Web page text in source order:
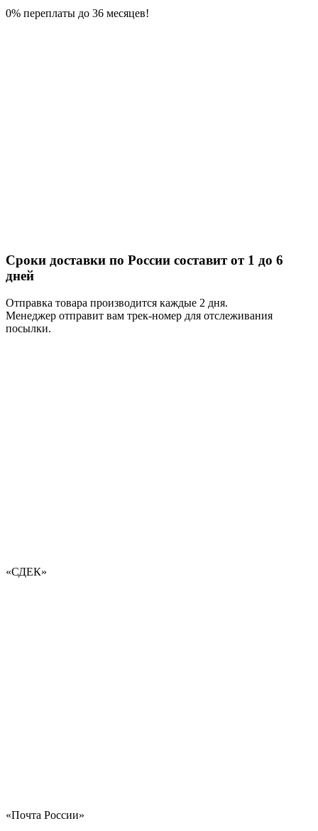
0% переплаты до 36 месяцев!
Сроки доставки по России составит от 1 до 6
дней
Отправка товара производится каждые 2 дня.
Менеджер отправит вам трек-номер для отслеживания
посылки.
«СДЕК»
«Почта России»